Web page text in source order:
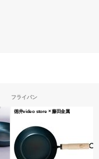
フライパン
徳井video store × 藤田金属